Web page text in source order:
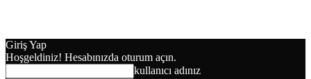
Giriş Yap
Hoşgeldiniz! Hesabınızda oturum açın.
kullanıcı adınız